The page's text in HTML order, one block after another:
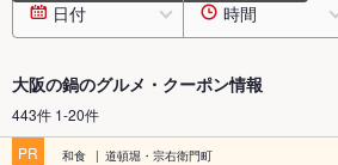
日付 時間
大阪の鍋のグルメ・クーポン情報
443件 1-20件
PR
和食 道頓堀・宗右衛門町